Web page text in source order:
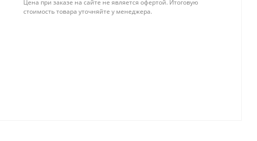
Цена при заказе на сайте не является офертой. Итоговую
стоимость товара уточняйте у менеджера.